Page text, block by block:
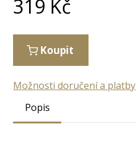
319 Kč
Koupit
Možnosti doručení a platby
Popis